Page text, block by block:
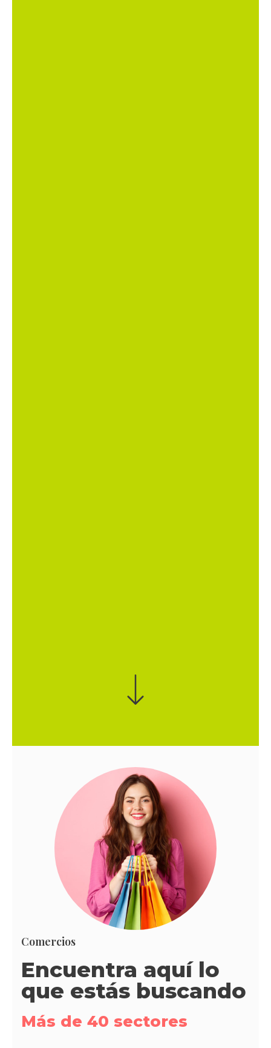
Comercios
Encuentra aquí lo
que estás buscando
Más de 40 sectores